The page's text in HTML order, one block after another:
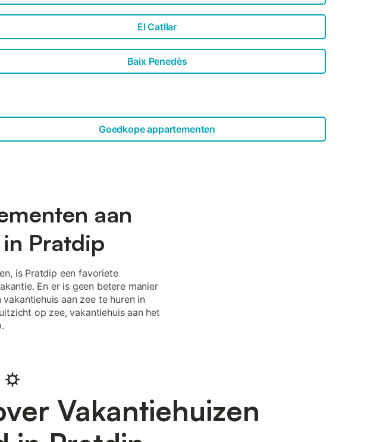
El Catllar
Baix Penedès
Goedkope appartementen
aan
Pratdip
is Pratdip een favoriete
En er is geen betere manier
aan zee te huren in
op zee, vakantiehuis aan het
Vakantiehuizen